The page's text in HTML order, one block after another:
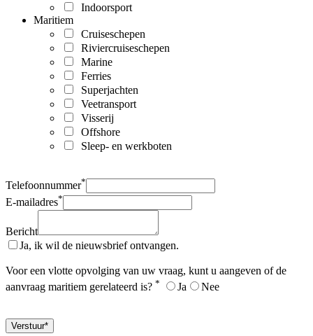
Indoorsport
Maritiem
Cruiseschepen
Riviercruiseschepen
Marine
Ferries
Superjachten
Veetransport
Visserij
Offshore
Sleep- en werkboten
Telefoonnummer*
E-mailadres*
Bericht
Ja, ik wil de nieuwsbrief ontvangen.
Voor een vlotte opvolging van uw vraag, kunt u aangeven of de
aanvraag maritiem gerelateerd is? * Ja Nee